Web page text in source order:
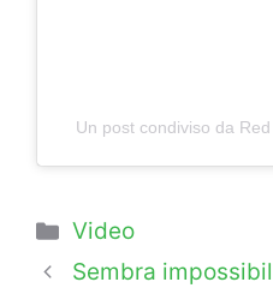
Un post condiviso da
Categorie
Video
Sembra